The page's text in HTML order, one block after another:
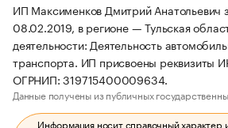
ИП Максименков Дмитрий Анатольевич
08.02.2019, в регионе — Тульская
деятельности: Деятельность
транспорта. ИП присвоены реквизиты
ОГРНИП: 319715400009634.
Данные получены из публичных
Информация носит справочный характер